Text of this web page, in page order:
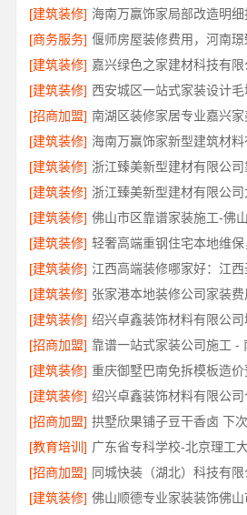
[建筑装修] 海南万赢饰家局部改造明
[商务服务]
[建筑装修]
[建筑装修]
[招商加盟] 南湖区装修家居专业嘉兴
[建筑装修] 海南万赢饰家新型建筑材
[建筑装修]
[建筑装修] 浙江臻美新型建材有限公
[建筑装修]
[建筑装修]
[建筑装修]
[建筑装修]
[建筑装修]
[招商加盟]
[建筑装修] 重庆御墅巴南免拆模板造价
[建筑装修]
[招商加盟] 拱墅欣果铺子豆干香卤 下
[教育培训]
[招商加盟]
[建筑装修]